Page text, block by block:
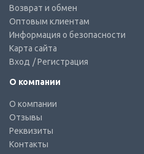
Возврат и обмен
Оптовым клиентам
Информация о безопасности
Карта сайта
Вход / Регистрация
О компании
О компании
Отзывы
Реквизиты
Контакты